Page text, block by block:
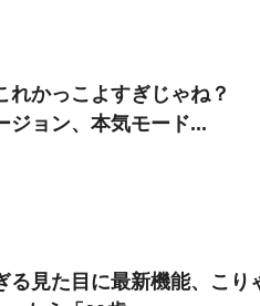
かっこよすぎじゃね？
ジョン、本気モード...
る見た目に最新機能、こり